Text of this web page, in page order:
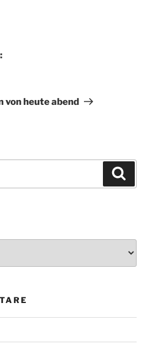
von heute abend